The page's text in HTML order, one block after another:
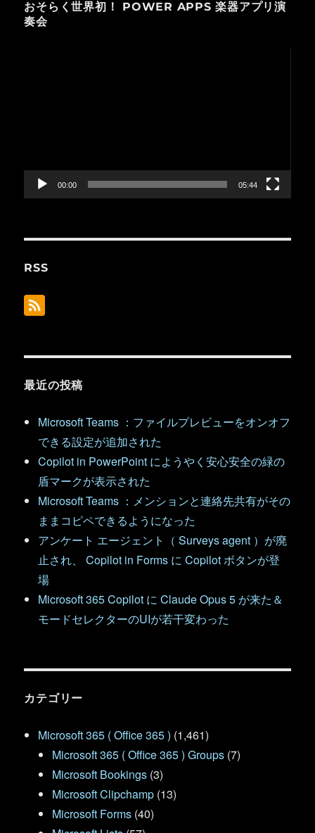
おそらく世界初！ POWER APPS 楽器アプリ演
奏会
ー
00:00 05:44
RSS
最近の投稿
Microsoft Teams ：ファイルプレビューをオンオフ
できる設定が追加された
Copilot in PowerPoint にようやく安心安全の緑の
盾マークが表示された
Microsoft Teams ：メンションと連絡先共有がその
ままコピペできるようになった
アンケート エージェント（ Surveys agent ）が廃
止され、 Copilot in Forms に Copilot ボタンが登
場
Microsoft 365 Copilot に Claude Opus 5 が来た＆
モードセレクターのUIが若干変わった
カテゴリー
Microsoft 365 ( Office 365 ) (1,461)
Microsoft 365 ( Office 365 ) Groups (7)
Microsoft Bookings (3)
Microsoft Clipchamp (13)
Microsoft Forms (40)